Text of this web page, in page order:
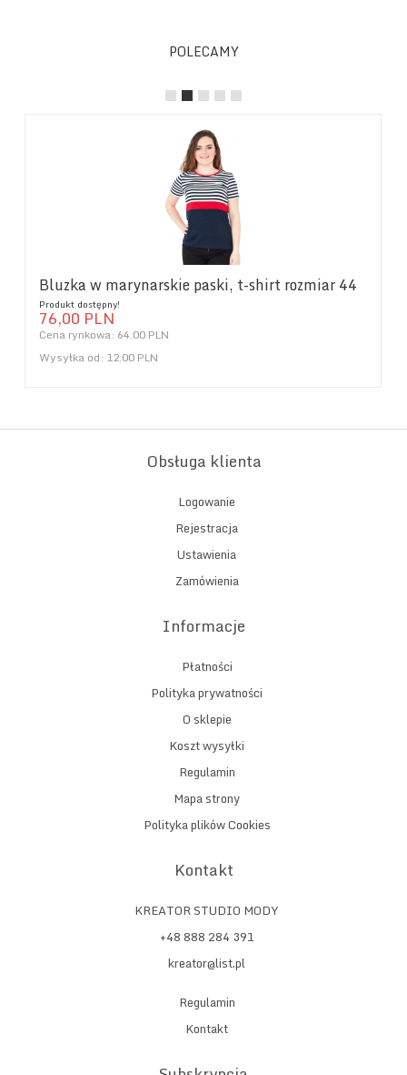
POLECAMY
Bluzka w marynarskie paski, t-shirt rozmiar 44
Produkt dostępny!
76,00 PLN
Cena rynkowa: 64.00 PLN
Wysyłka od: 12.00 PLN
Obsługa klienta
Logowanie
Rejestracja
Ustawienia
Zamówienia
Informacje
Płatności
Polityka prywatności
O sklepie
Koszt wysyłki
Regulamin
Mapa strony
Polityka plików Cookies
Kontakt
KREATOR STUDIO MODY
+48 888 284 391
kreator@list.pl
Regulamin
Kontakt